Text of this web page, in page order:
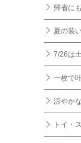
帰省に
夏の装
7/26は
一枚で
涼やか
トイ・